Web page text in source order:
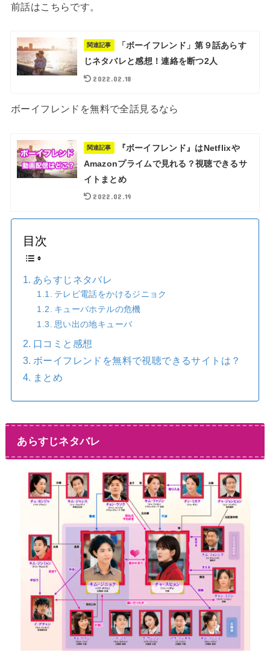
前話はこちらです。
関連記事
「ボーイフレンド」第９話あらす
じネタバレと感想！連絡を断つ2人
2022.02.18
ボーイフレンドを無料で全話見るなら
関連記事
『ボーイフレンド』はNetflixや
Amazonプライムで見れる？視聴できるサ
イトまとめ
2022.02.19
目次
あらすじネタバレ
テレビ電話をかけるジニョク
キューバホテルの危機
思い出の地キューバ
口コミと感想
ボーイフレンドを無料で視聴できるサイトは？
まとめ
あらすじネタバレ